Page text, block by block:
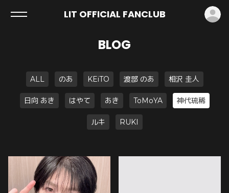
LIT OFFICIAL FANCLUB
BLOG
ALL のあ KEiTO 渡部 のあ 相沢 圭人
日向 あき はやて あき ToMoYA 神代琉稀
ルキ RUKI